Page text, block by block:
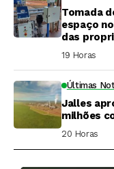
Tomada
espaço
das
19 Horas ⁮
Últimas
Jalles
milhões
20 Horas ⁮